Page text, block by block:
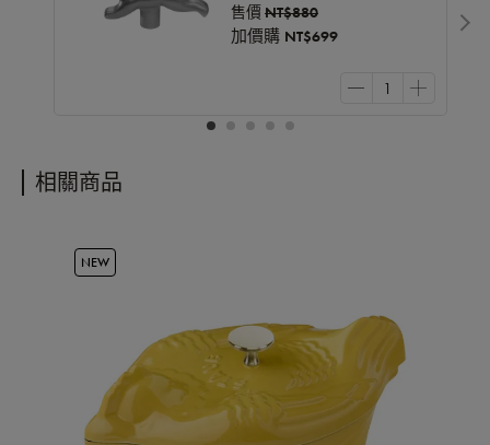
售價 NT$880
加價購 NT$699
相關商品
NEW